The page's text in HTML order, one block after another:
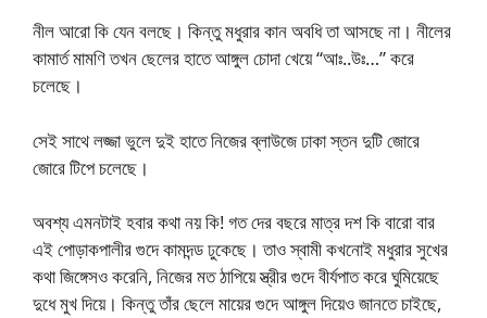
নীল আরো কি যেন বলছে। কিন্তু মধুরার কান অবধি তা আসছে না। নীলের
কামার্ত মামণি তখন ছেলের হাতে আঙ্গুল চোদা খেয়ে “আঃ..উঃ…” করে
চলেছে।
সেই সাথে লজ্জা ভুলে দুই হাতে নিজের ব্লাউজে ঢাকা স্তন দুটি জোরে
জোরে টিপে চলেছে।
অবশ্য এমনটাই হবার কথা নয় কি! গত দের বছরে মাত্র দশ কি বারো বার
এই পোড়াকপালীর গুদে কামদন্ড ঢুকেছে। তাও স্বামী কখনোই মধুরার সুখের
কথা জিঙ্গেসও করেনি, নিজের মত ঠাপিয়ে স্ত্রীর গুদে বীর্যপাত করে ঘুমিয়েছে
দুধে মুখ দিয়ে। কিন্তু তাঁর ছেলে মায়ের গুদে আঙ্গুল দিয়েও জানতে চাইছে,